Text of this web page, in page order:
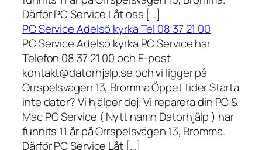
Därför PC Service Låt oss […]
PC Service Adelsö kyrka Tel 08 37 21 00
PC Service Adelsö kyrka PC Service har
Telefon 08 37 21 00 och E-post
kontakt@datorhjalp.se och vi ligger på
Orrspelsvägen 13, Bromma Öppet tider Starta
inte dator? Vi hjälper dej. Vi reparera din PC &
Mac PC Service ( Nytt namn Datorhjälp ) har
funnits 11 år på Orrspelsvägen 13, Bromma.
Därför PC Service Låt […]